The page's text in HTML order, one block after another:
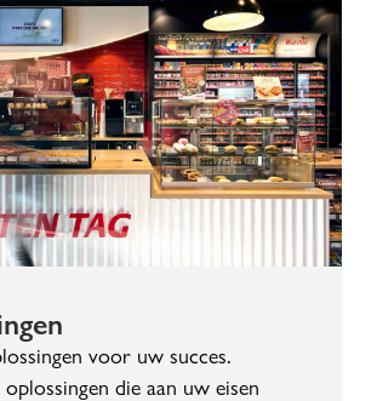
voor uw succes.
die aan uw eisen